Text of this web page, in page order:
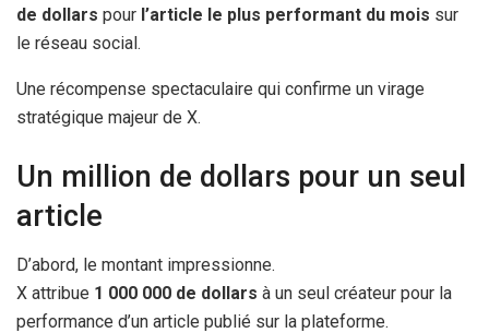
de dollars pour l’article le plus performant du mois sur
le réseau social.
Une récompense spectaculaire qui confirme un virage
stratégique majeur de X.
Un million de dollars pour un seul
article
D’abord, le montant impressionne.
X attribue 1 000 000 de dollars à un seul créateur pour la
performance d’un article publié sur la plateforme.